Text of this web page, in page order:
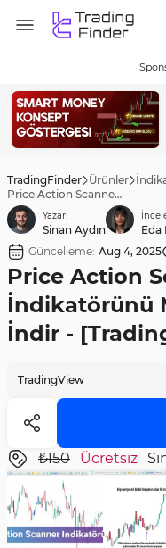
TradingFinder Ürünler
Price Action Scanner İndikatörünü MetaTrader 5 için İndir - [TradingFinder]
Yazar:
Sinan Aydın
Eda
Güncelleme: Aug 4, 2025
Price Action
İndikatörünü
İndir -
TradingView
₺150 Ücretsiz